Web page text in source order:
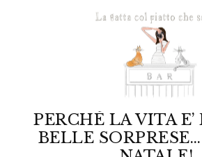
PERCHÉ LA VITA
BELLE